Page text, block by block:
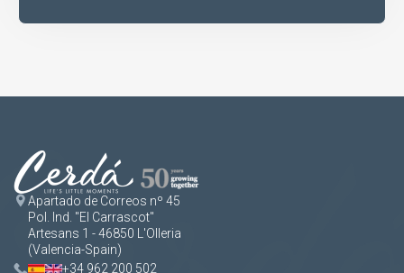
Apartado de Correos nº 45
Pol. Ind. "El Carrascot"
Artesans 1 - 46850 L'Olleria
(Valencia-Spain)
+34 962 200 502